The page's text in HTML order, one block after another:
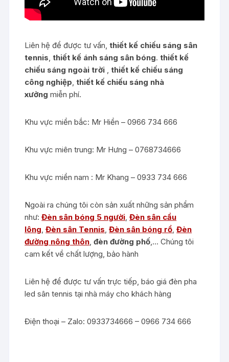
Liên hệ để được tư vấn,thiết kế chiếu sáng sân
tennis,thiết kế ánh sáng sân bóng.thiết kế
chiếu sáng ngoài trời ,thiết kế chiếu sáng
công nghiệp,thiết kế chiếu sáng nhà
xưởng miễn phí.
Khu vực miền bắc: Mr Hiền – 0966 734 666
Khu vực miên trung: Mr Hưng – 0768734666
Khu vực miền nam : Mr Khang – 0933 734 666
Ngoài ra chúng tôi còn sản xuất những sản phẩm
như:Đèn sân bóng 5 người,Đèn sân cầu
lông,Đèn sân Tennis,Đèn sân bóng rổ,Đèn
đường nông thôn,đèn đường phố,… Chúng tôi
cam kết về chất lượng, bảo hành
Liên hệ để được tư vấn trực tiếp, báo giá đèn pha
led sân tennis tại nhà máy cho khách hàng
Điện thoại – Zalo: 0933734666 – 0966 734 666